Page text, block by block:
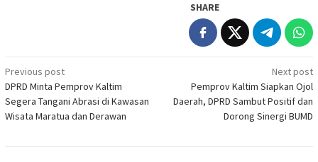
SHARE
Post
navigation
Previous post
DPRD Minta Pemprov Kaltim
Segera Tangani Abrasi di Kawasan
Wisata Maratua dan Derawan
Next post
Pemprov Kaltim Siapkan Ojol
Daerah, DPRD Sambut Positif dan
Dorong Sinergi BUMD